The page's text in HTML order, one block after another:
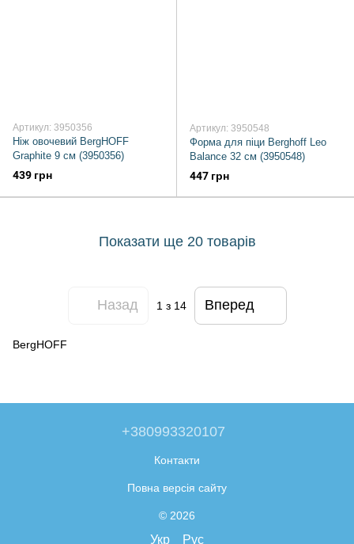
Артикул: 3950356
Ніж овочевий BergHOFF
Graphite 9 см (3950356)
439 грн
Артикул: 3950548
Форма для піци Berghoff Leo
Balance 32 см (3950548)
447 грн
Показати ще 20 товарів
Назад 1 з 14 Вперед
BergHOFF
+380993320107
Контакти
Повна версія сайту
© 2026
Укр Рус